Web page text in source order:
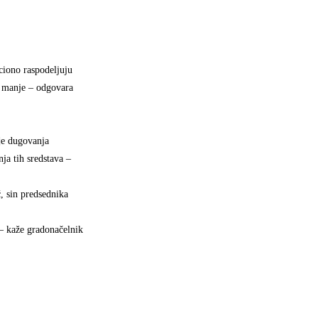
raspodeljuju
– odgovara
dugovanja
tih sredstava –
sin predsednika
kaže gradonačelnik